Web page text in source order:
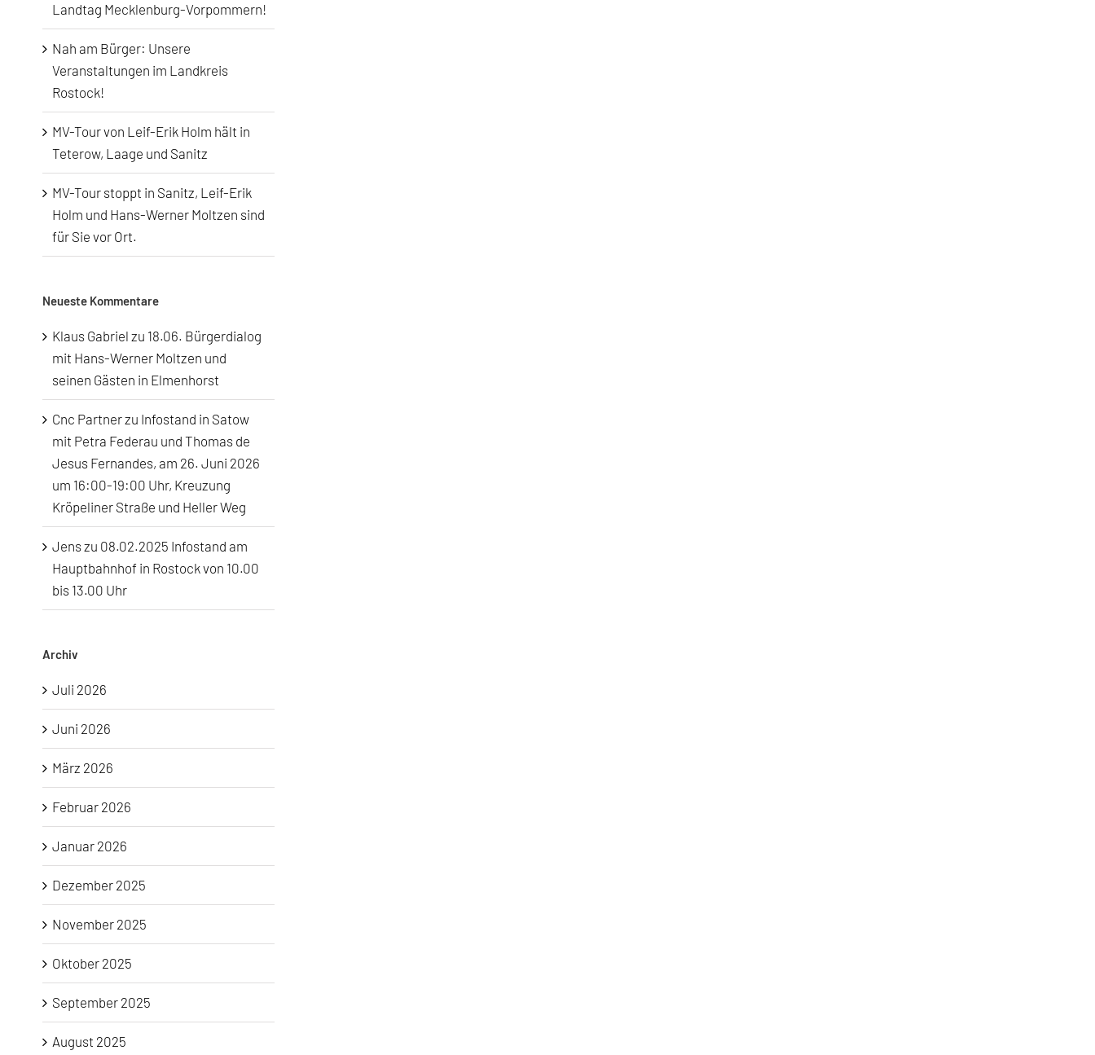
Landtag Mecklenburg-Vorpommern!
Nah am Bürger: Unsere
Veranstaltungen im Landkreis
Rostock!
MV-Tour von Leif-Erik Holm hält in
Teterow, Laage und Sanitz
MV-Tour stoppt in Sanitz, Leif-Erik
Holm und Hans-Werner Moltzen sind
für Sie vor Ort.
Neueste Kommentare
Klaus Gabriel zu 18.06. Bürgerdialog
mit Hans-Werner Moltzen und
seinen Gästen in Elmenhorst
Cnc Partnerzu Infostand in Satow
mit Petra Federau und Thomas de
Jesus Fernandes, am 26. Juni 2026
um 16:00-19:00 Uhr, Kreuzung
Kröpeliner Straße und Heller Weg
Jenszu 08.02.2025 Infostand am
Hauptbahnhof in Rostock von 10.00
bis 13.00 Uhr
Archiv
Juli 2026
Juni 2026
März 2026
Februar 2026
Januar 2026
Dezember 2025
November 2025
Oktober 2025
September 2025
August 2025